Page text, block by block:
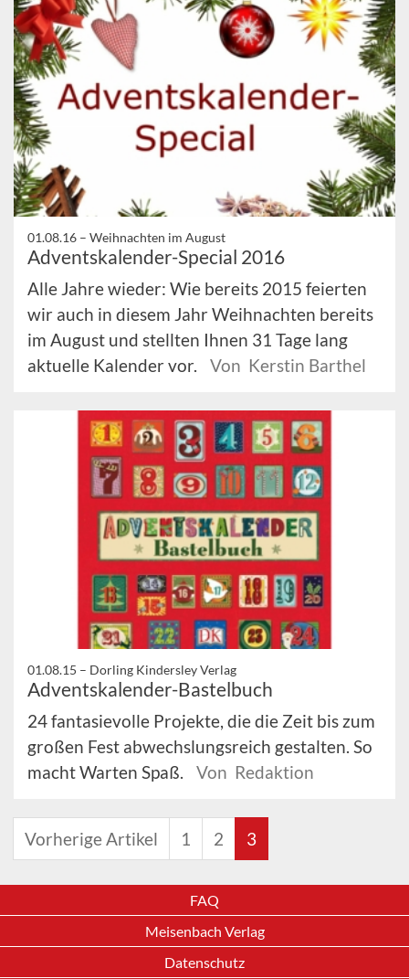
01.08.16 – Weihnachten im August
Adventskalender-Special 2016
Alle Jahre wieder: Wie bereits 2015 feierten
wir auch in diesem Jahr Weihnachten bereits
im August und stellten Ihnen 31 Tage lang
aktuelle Kalender vor.
Von Kerstin Barthel
01.08.15 – Dorling Kindersley Verlag
Adventskalender-Bastelbuch
24 fantasievolle Projekte, die die Zeit bis zum
großen Fest abwechslungsreich gestalten. So
macht Warten Spaß.
Von Redaktion
Vorherige Artikel 1 2 3
FAQ
Meisenbach Verlag
Datenschutz